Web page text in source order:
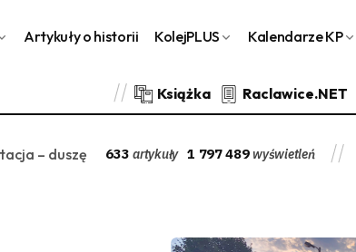
Artykuły o historii KolejPLUS Kalendarze KP
Książka Raclawice.NET
– duszę 633artykuły 1 797 489 wyświetleń